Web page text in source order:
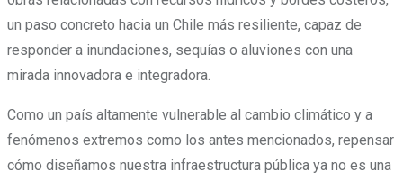
un paso concreto hacia un Chile más resiliente, capaz de
responder a inundaciones, sequías o aluviones con una
mirada innovadora e integradora.
Como un país altamente vulnerable al cambio climático y a
fenómenos extremos como los antes mencionados, repensar
cómo diseñamos nuestra infraestructura pública ya no es una